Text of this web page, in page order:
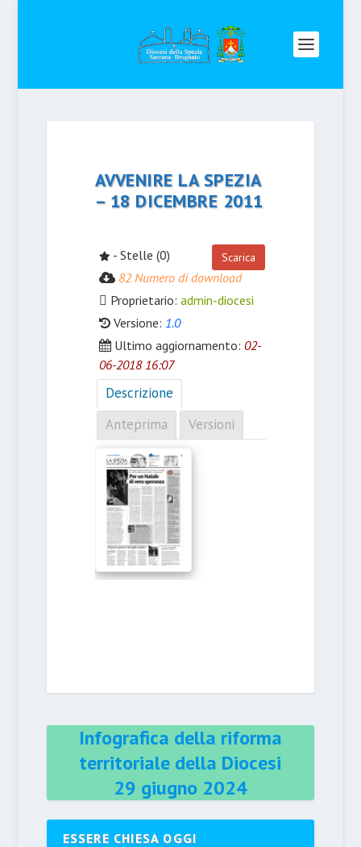
AVVENIRE LA SPEZIA
– 18 DICEMBRE 2011
Scarica
- Stelle (0)
82 Numero di download
Proprietario: admin-diocesi
Versione: 1.0
Ultimo aggiornamento: 02-
06-2018 16:07
Descrizione
Anteprima
Versioni
Infografica della riforma
territoriale della Diocesi
29 giugno 2024
ESSERE CHIESA OGGI